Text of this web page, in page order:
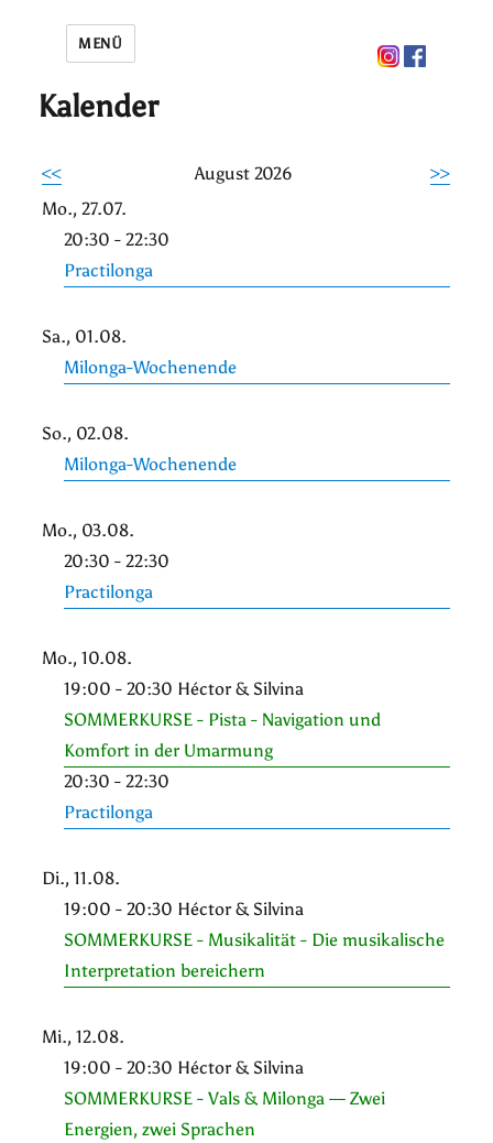
MENÜ
Kalender
<< August 2026
>>
Mo., 27.07.
20:30 - 22:30
Practilonga
Sa., 01.08.
Milonga-Wochenende
So., 02.08.
Milonga-Wochenende
Mo., 03.08.
20:30 - 22:30
Practilonga
Mo., 10.08.
19:00 - 20:30 Héctor & Silvina
SOMMERKURSE - Pista - Navigation und
Komfort in der Umarmung
20:30 - 22:30
Practilonga
Di., 11.08.
19:00 - 20:30 Héctor & Silvina
SOMMERKURSE - Musikalität - Die musikalische
Interpretation bereichern
Mi., 12.08.
19:00 - 20:30 Héctor & Silvina
SOMMERKURSE - Vals & Milonga — Zwei
Energien, zwei Sprachen